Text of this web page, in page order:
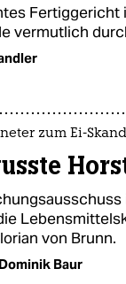
Fertiggericht
vermutlich
zum Ei-
von Brunn.
Dominik Baur